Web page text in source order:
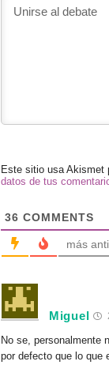
Este sitio usa Akismet
datos de tus
36 COMMENTS
más
Miguel
No se, personalmente
por defecto que lo que